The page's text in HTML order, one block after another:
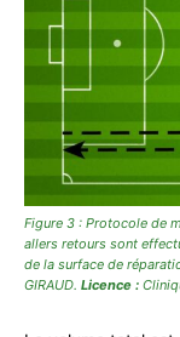
Figure 3 : Protocole de
allers retours sont
de la surface de
GIRAUD. Licence :